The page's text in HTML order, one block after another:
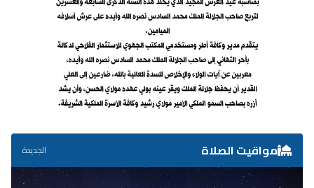
مواقيت الصلاة الجديدة